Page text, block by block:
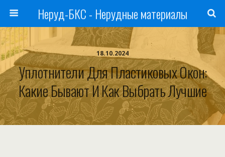
Неруд-БКС - Нерудные материалы
18.10.2024
Уплотнители Для Пластиковых Окон:
Какие Бывают И Как Выбрать Лучшие